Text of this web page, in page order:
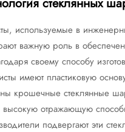
используемые в
важную роль в
своему способу
имеют пластиковую
крошечные стеклянные
отражающую
подвергают эти